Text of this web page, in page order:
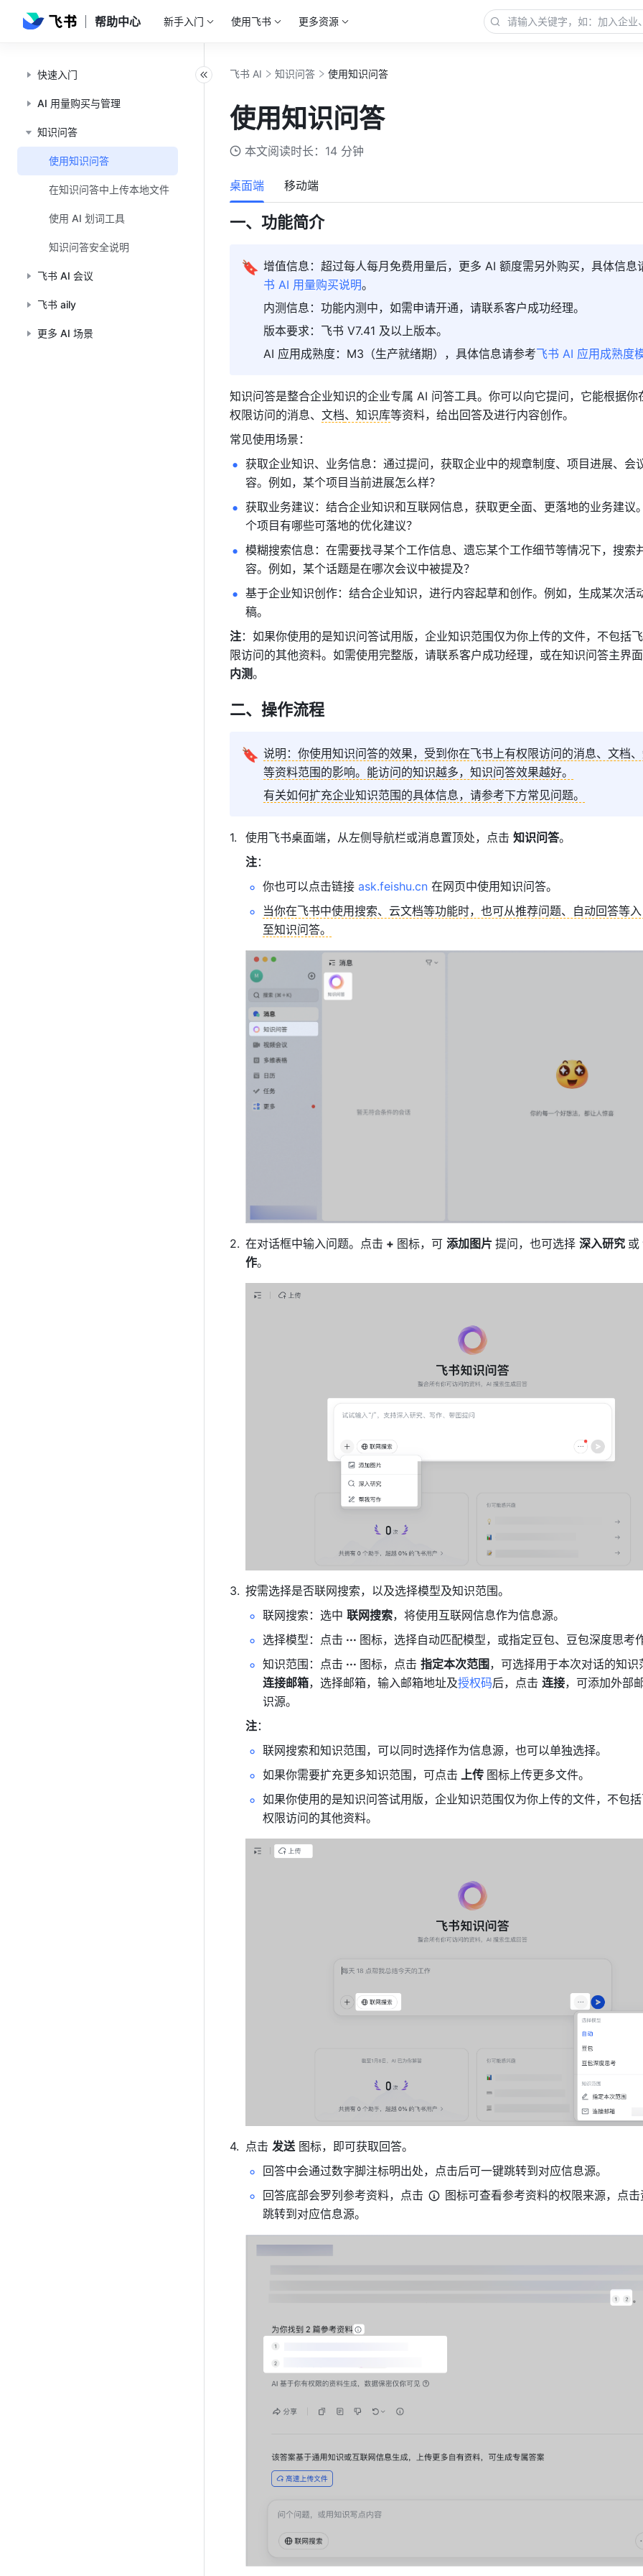
帮助中心 新手入门 使用飞书 更多资源
快速入门
AI 用量购买与管理
知识问答
使用知识问答
在知识问答中上传本地文件
使用 AI 划词工具
知识问答安全说明
飞书 AI 会议
飞书 aily
更多 AI 场景
飞书 AI 知识问答 使用知识问答
使用知识问答
本文阅读时长：14 分钟
桌面端 移动端
一、功能简介
🔖 增值信息： 超过每人每月免费用量后，更多 AI 额度需另外购买，具体信息
书 AI 用量购买说明。
内测信息：功能内测中，如需申请开通，请联系客户成功经理。
版本要求：飞书 V7.41 及以上版本。
AI 应用成熟度：M3（生产就绪期），具体信息请参考飞书 AI 应用成熟度
知识问答是整合企业知识的企业专属 AI 问答工具。你可以向它提问，它能根据你
权限访问的消息、 文档、知识库等资料，给出回答及进行内容创作。
常见使用场景：
获取企业知识、业务信息：通过提问，获取企业中的规章制度、项目进展、会
容。例如，某个项目当前进展怎么样？
获取业务建议：结合企业知识和互联网信息，获取更全面、更落地的业务建议
个项目有哪些可落地的优化建议？
模糊搜索信息：在需要找寻某个工作信息、遗忘某个工作细节等情况下，搜索
容。例如，某个话题是在哪次会议中被提及？
基于企业知识创作：结合企业知识，进行内容起草和创作。例如，生成某次活
稿。
注：如果你使用的是知识问答试用版，企业知识范围仅为你上传的文件，不包括
限访问的其他资料。如需使用完整版，请联系客户成功经理，或在知识问答主界
内测。
二、操作流程
🔖 说明：你使用知识问答的效果，受到你在飞书上有权限访问的消息、文档
等资料范围的影响。能访问的知识越多，知识问答效果越好。
有关如何扩充企业知识范围的具体信息，请参考下方常见问题。
使用飞书桌面端，从左侧导航栏或消息置顶处，点击 知识问答。
注：
你也可以点击链接 ask.feishu.cn 在网页中使用知识问答。
当你在飞书中使用搜索、云文档等功能时，也可从推荐问题、自动回答等
至知识问答。
在对话框中输入问题。点击 + 图标，可 添加图片 提问，也可选择 深入研究 或
作。
按需选择是否联网搜索，以及选择模型及知识范围。
联网搜索：选中 联网搜索，将使用互联网信息作为信息源。
选择模型：点击 ··· 图标，选择自动匹配模型，或指定豆包、豆包深度思考
知识范围： 点击 ··· 图标，点击 指定本次范围
连接邮箱，选择邮箱，输入邮箱地址及授权码后，点击 连接，可添加外部
识源。
注：
联网搜索和知识范围，可以同时选择作为信息源，也可以单独选择。
如果你需要扩充更多知识范围，可点击 上传 图标上传更多文件。
如果你使用的是知识问答试用版，企业知识范围仅为你上传的文件，不包
权限访问的其他资料。
点击 发送 图标，即可获取回答。
回答中会通过数字脚注标明出处，点击后可一键跳转到对应信息源。
回答底部会罗列参考资料，点击
图标可查看参考资料的权限来源，点
跳转到对应信息源。